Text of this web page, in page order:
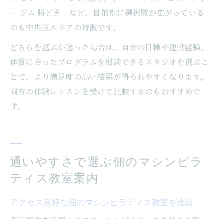
ー ジム 勝どき」など、目的別に選択肢が広がっている
のも中央区エリアの特徴です。
どちらを選ぶか迷った場合は、自分の目標や運動経験、
体質に合ったプログラムを相談できるスタジオを選ぶこ
とで、より満足度の高い結果が得られやすくなります。
両方の体験レッスンを受けて比較するのもおすすめで
す。
通いやすさで選ぶ佃のマシンピラ
ティス教室案内
アクセス良好な佃のマシンピラティス教室を比較